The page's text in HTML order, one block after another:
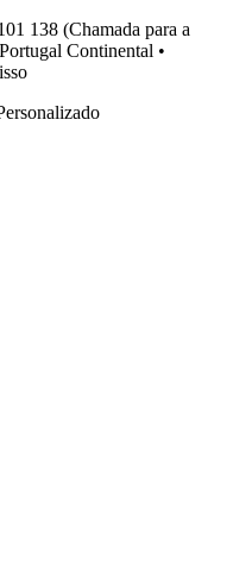
138 (Chamada para a
Continental •